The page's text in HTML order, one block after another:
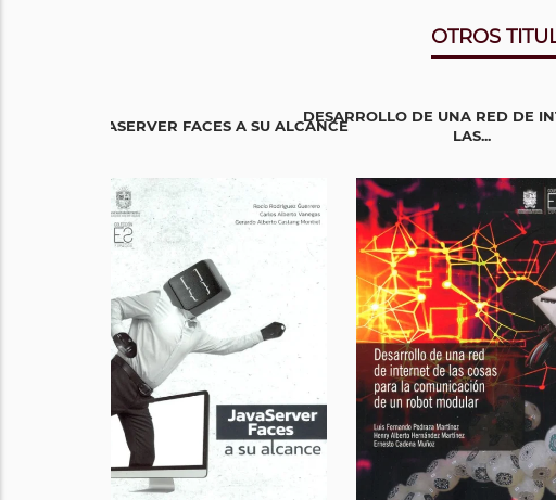
OTROS
JAVASERVER FACES A SU ALCANCE
DESARROLLO DE UNA RED DE
LAS...